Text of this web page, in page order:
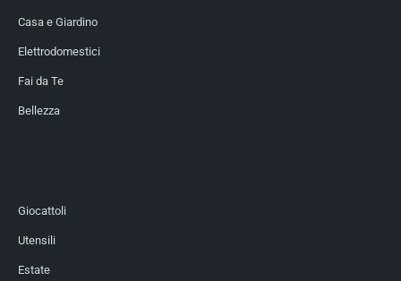
Casa e Giardino
Elettrodomestici
Fai da Te
Bellezza
Giocattoli
Utensili
Estate